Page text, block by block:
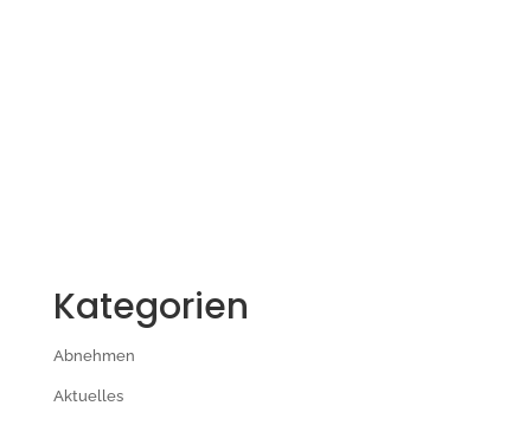
Kategorien
Abnehmen
Aktuelles